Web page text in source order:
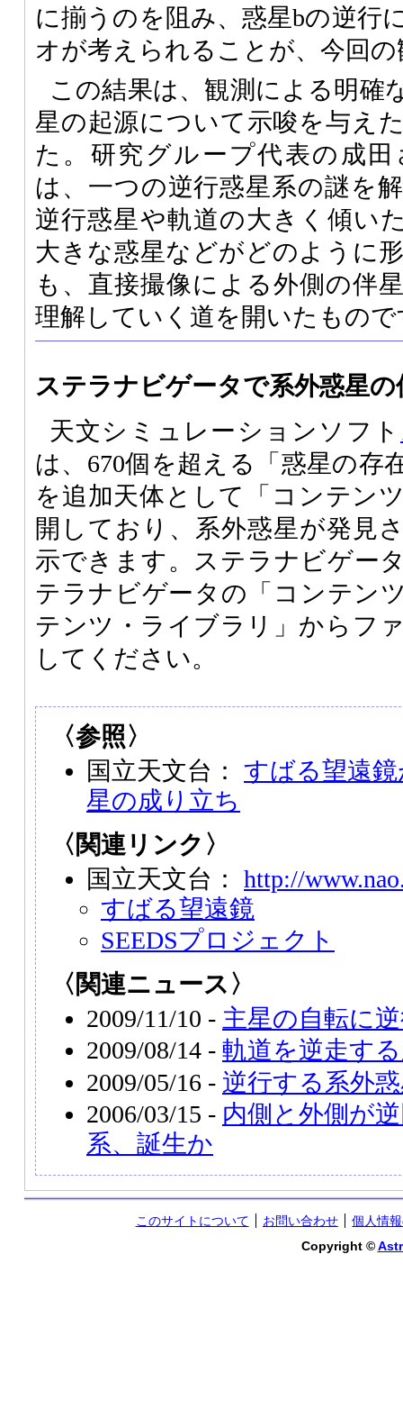
に揃うのを阻み、惑星bの逆行
オが考えられることが、今回
この結果は、観測による明確
星の起源について示唆を与え
た。研究グループ代表の成
は、一つの逆行惑星系の謎を
逆行惑星や軌道の大きく傾い
大きな惑星などがどのように
も、直接撮像による外側の伴
理解していく道を開いたもの
ステラナビゲータで系外惑星の
天文シミュレーションソフト
は、670個を超える「惑星の存
を追加天体として「コンテン
開しており、系外惑星が発見
示できます。ステラナビゲー
テラナビゲータの「コンテン
テンツ・ライブラリ」からフ
してください。
〈参照〉
国立天文台： すばる望遠
星の成り立ち
〈関連リンク〉
国立天文台： http://
すばる望遠鏡
SEEDSプロジェクト
〈関連ニュース〉
2009/11/10 - 主星の自転に
2009/08/14 - 軌道を逆走す
2009/05/16 - 逆行する系外
2006/03/15 - 内側と外側が
系、誕生か
このサイトについて お問い合わせ
個人情
Copyright ©